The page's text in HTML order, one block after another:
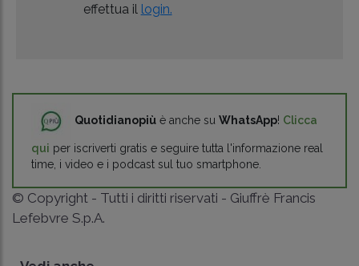
effettua il login.
Quotidianopiù è anche su WhatsApp! Clicca
qui per iscriverti gratis e seguire tutta l'informazione real
time, i video e i podcast sul tuo smartphone.
© Copyright - Tutti i diritti riservati - Giuffrè Francis
Lefebvre S.p.A.